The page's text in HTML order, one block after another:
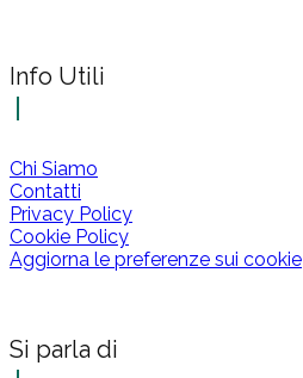
Info Utili
Chi Siamo
Contatti
Privacy Policy
Cookie Policy
Aggiorna le preferenze sui cookie
Si parla di